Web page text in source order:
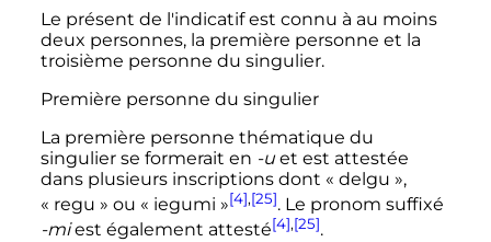
Le présent de l'indicatif est connu à au moins
deux personnes, la première personne et la
troisième personne du singulier.
Première personne du singulier
La première personne thématique du
singulier se formerait en -uet est attestée
dans plusieurs inscriptions dont « delgu »,
« regu » ou « iegumi »[4],[25]. Le pronom suffixé
-miest également attesté[4],[25].